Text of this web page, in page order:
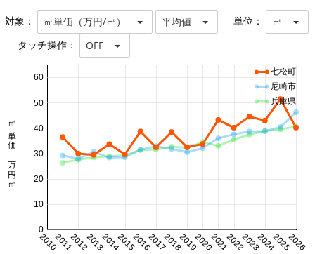
対象： ㎡単価（万円/㎡） 平均値 単位： ㎡
タッチ操作： OFF
20102011201220132014201520162017201820192020202120222023202420252026
0
10
20
30
40
50
60
㎡単価 万円/㎡
七松町
尼崎市
兵庫県